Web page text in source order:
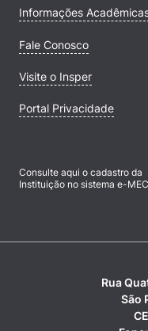
Informações
Fale Conosco
Visite o Insper
Portal Privacidade
Consulte aqui o cadastro da
Instituição no sistema e-
Rua
São